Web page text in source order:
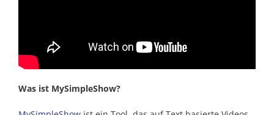
Was ist MySimpleShow?